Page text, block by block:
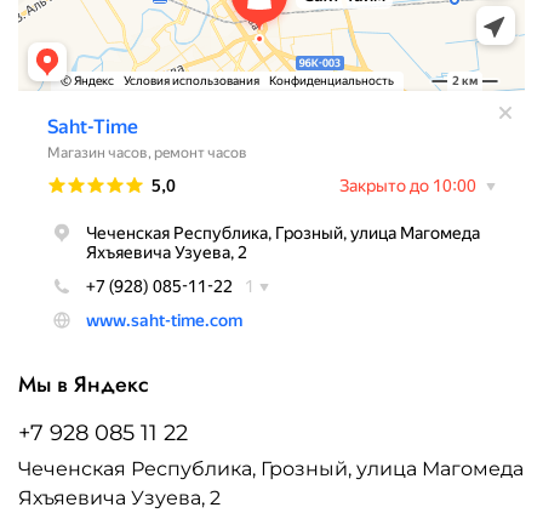
Мы в Яндекс
+7 928 085 11 22
Чеченская Республика, Грозный, улица Магомеда
Яхъяевича Узуева, 2